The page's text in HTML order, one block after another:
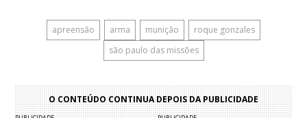
apreensão arma munição
roque gonzales
são paulo das missões
O CONTEÚDO CONTINUA DEPOIS DA PUBLICIDADE